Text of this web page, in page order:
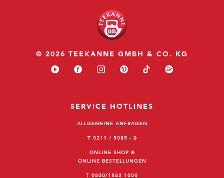
© 2026 TEEKANNE GMBH & CO. KG
SERVICE HOTLINES
ALLGEMEINE ANFRAGEN
T 0211 / 5085 - 0
ONLINE SHOP &
ONLINE BESTELLUNGEN
T 0800/1882 1000